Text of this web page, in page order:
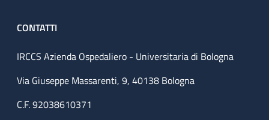
CONTATTI
IRCCS Azienda Ospedaliero - Universitaria di Bologna
Via Giuseppe Massarenti, 9, 40138 Bologna
C.F. 92038610371